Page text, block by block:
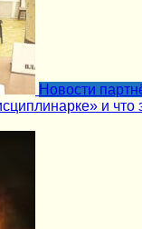
Новости
и что